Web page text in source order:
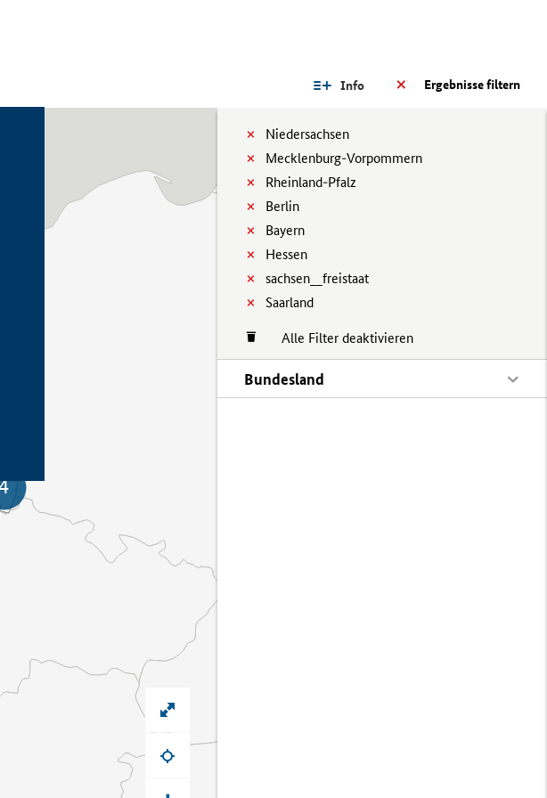
Ergebnisse filtern
Info
Niedersachsen
Mecklenburg-Vorpommern
Rheinland-Pfalz
Berlin
Bayern
Hessen
sachsen__freistaat
Saarland
Alle Filter deaktivieren
Bundesland